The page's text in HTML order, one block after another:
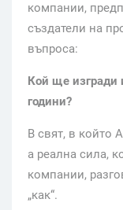
компании,
създатели на
въпроса:
Кой ще изгради
години?
В свят, в който
а реална сила,
компании,
„как“.